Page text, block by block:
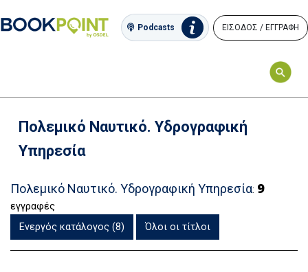
Podcasts ΕΙΣΟΔΟΣ / ΕΓΓΡΑΦΗ
Πολεμικό Ναυτικό. Υδρογραφική
Υπηρεσία
Πολεμικό Ναυτικό. Υδρογραφική Υπηρεσία: 9
εγγραφές
Ενεργός κατάλογος (8)
Όλοι οι τίτλοι